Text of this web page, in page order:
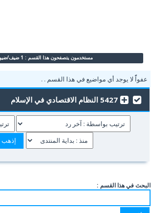
مستخدمون يتصفحون هذا القسم : 1 ضيف/ضيوف
عفواًً لا يوجد أي مواضيع في هذا القسم . .
5427 النظام الاقتصادي في الإسلام
البحث في هذا القسم :